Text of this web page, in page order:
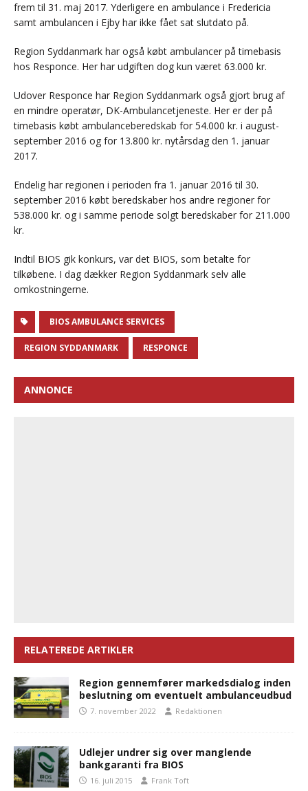
frem til 31. maj 2017. Yderligere en ambulance i Fredericia
samt ambulancen i Ejby har ikke fået sat slutdato på.
Region Syddanmark har også købt ambulancer på timebasis
hos Responce. Her har udgiften dog kun været 63.000 kr.
Udover Responce har Region Syddanmark også gjort brug af
en mindre operatør, DK-Ambulancetjeneste. Her er der på
timebasis købt ambulanceberedskab for 54.000 kr. i august-
september 2016 og for 13.800 kr. nytårsdag den 1. januar
2017.
Endelig har regionen i perioden fra 1. januar 2016 til 30.
september 2016 købt beredskaber hos andre regioner for
538.000 kr. og i samme periode solgt beredskaber for 211.000
kr.
Indtil BIOS gik konkurs, var det BIOS, som betalte for
tilkøbene. I dag dækker Region Syddanmark selv alle
omkostningerne.
BIOS AMBULANCE SERVICES
REGION SYDDANMARK RESPONCE
ANNONCE
RELATEREDE ARTIKLER
Region gennemfører markedsdialog inden
beslutning om eventuelt ambulanceudbud
7. november 2022 Redaktionen
Udlejer undrer sig over manglende
bankgaranti fra BIOS
16. juli 2015 Frank Toft